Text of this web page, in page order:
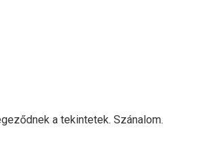
a tekintetek. Szánalom.